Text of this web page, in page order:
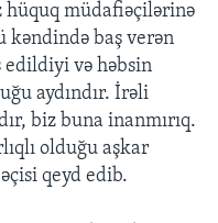
hüquq müdafiəçilərinə
kəndində baş verən
edildiyi və həbsin
aydındır. İrəli
biz buna inanmırıq.
olduğu aşkar
qeyd edib.